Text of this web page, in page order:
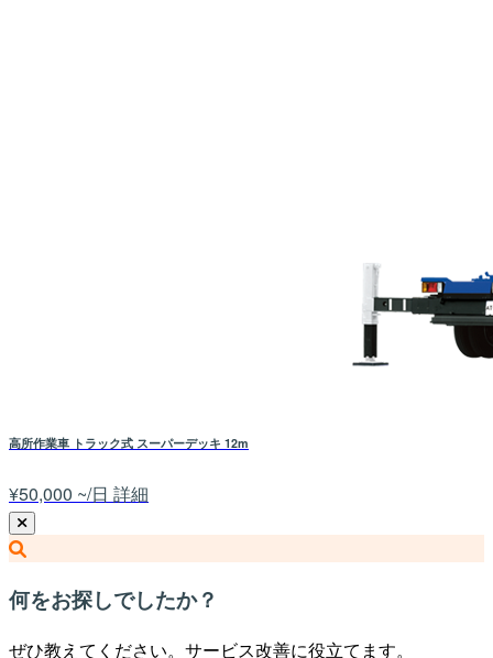
高所作業車 トラック式 スーパーデッキ 12m
¥50,000 ~/日 詳細
何をお探しでしたか？
ぜひ教えてください。サービス改善に役立てます。